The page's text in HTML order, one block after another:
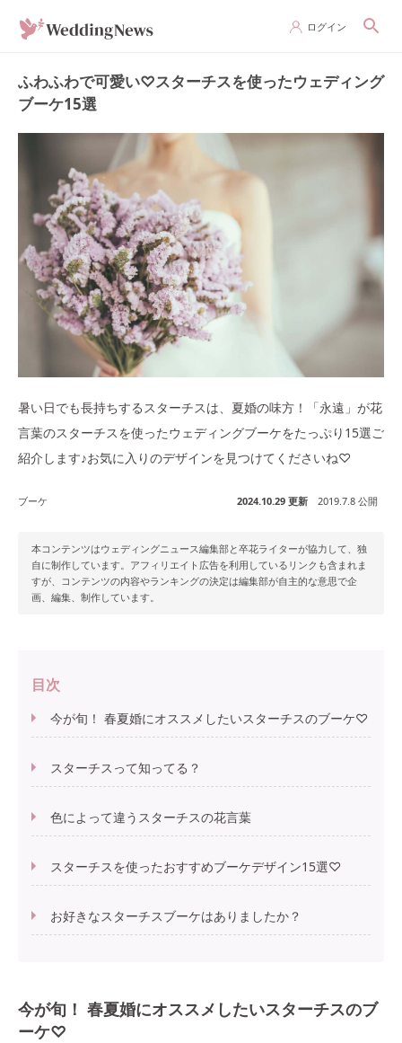
ログイン
ふわふわで可愛い♡スターチスを使ったウェディング
ブーケ15選
暑い日でも長持ちするスターチスは、夏婚の味方！「永遠」が花
言葉のスターチスを使ったウェディングブーケをたっぷり15選ご
紹介します♪お気に入りのデザインを見つけてくださいね♡
ブーケ 2024.10.29 更新 2019.7.8 公開
本コンテンツはウェディングニュース編集部と卒花ライターが協力して、独
自に制作しています。アフィリエイト広告を利用しているリンクも含まれま
すが、コンテンツの内容やランキングの決定は編集部が自主的な意思で企
画、編集、制作しています。
目次
今が旬！ 春夏婚にオススメしたいスターチスのブーケ♡
スターチスって知ってる？
色によって違うスターチスの花言葉
スターチスを使ったおすすめブーケデザイン15選♡
お好きなスターチスブーケはありましたか？
今が旬！ 春夏婚にオススメしたいスターチスのブ
ーケ♡